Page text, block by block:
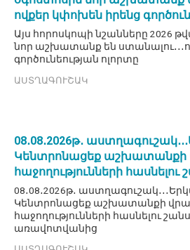
ովքեր կփոխեն իրենց
Այս հորոսկոպի նշանները 2026
նոր աշխատանք են
գործունեության ոլորտը
ԱՍՏՂԱԳՈՒՇԱԿ
08․08․2026թ․
Կենտրոնացեք աշխատանքի
հաջողությունների հասնելու
08․08․2026թ․
Կենտրոնացեք աշխատանքի վրա,
հաջողությունների հասնելու
առավոտվանից